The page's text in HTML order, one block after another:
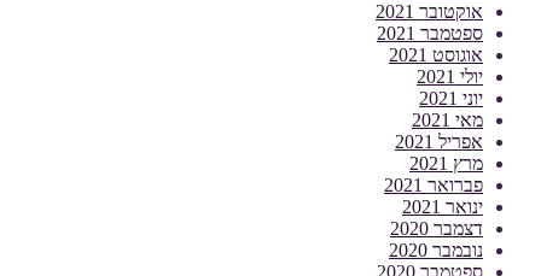
אוקטובר 2021
ספטמבר 2021
אוגוסט 2021
יולי 2021
יוני 2021
מאי 2021
אפריל 2021
מרץ 2021
פברואר 2021
ינואר 2021
דצמבר 2020
נובמבר 2020